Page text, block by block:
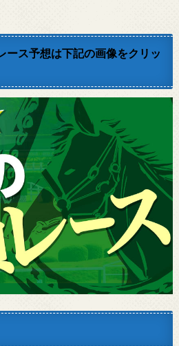
ース予想は下記の画像をクリッ